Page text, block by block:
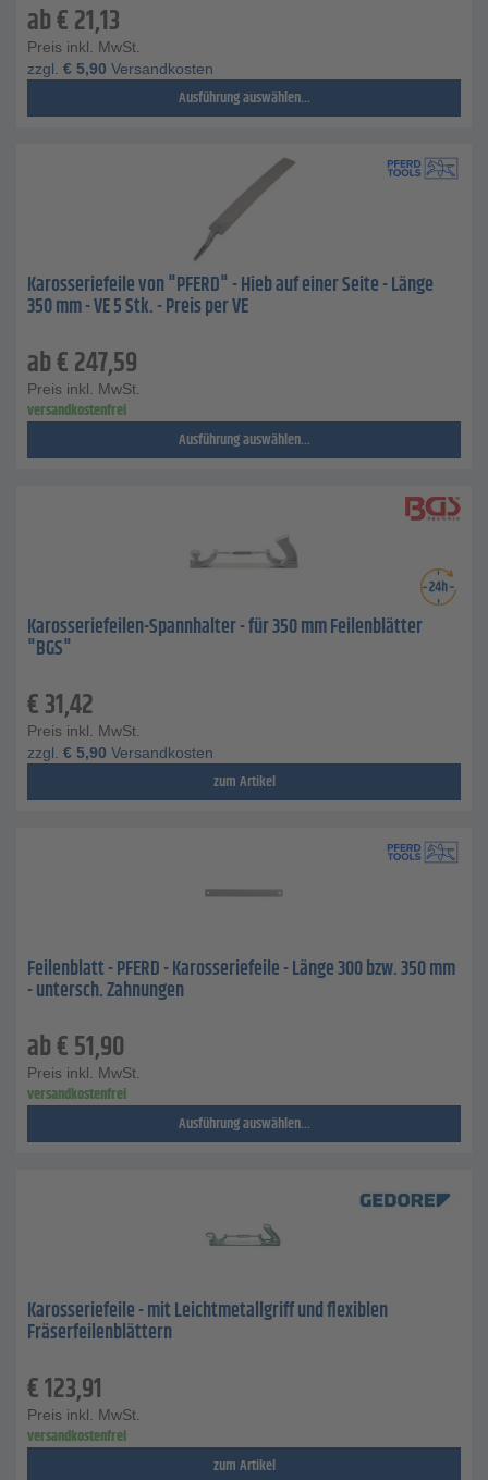
ab€21,13
Preis inkl. MwSt.
zzgl. € 5,90 Versandkosten
Ausführung auswählen...
Karosseriefeile von "PFERD" - Hieb auf einer Seite - Länge
350 mm - VE 5 Stk. - Preis per VE
ab€247,59
Preis inkl. MwSt.
versandkostenfrei
Ausführung auswählen...
Karosseriefeilen-Spannhalter - für 350 mm Feilenblätter
"BGS"
€31,42
Preis inkl. MwSt.
zzgl. € 5,90 Versandkosten
zum Artikel
Feilenblatt - PFERD - Karosseriefeile - Länge 300 bzw. 350 mm
- untersch. Zahnungen
ab€51,90
Preis inkl. MwSt.
versandkostenfrei
Ausführung auswählen...
Karosseriefeile - mit Leichtmetallgriff und flexiblen
Fräserfeilenblättern
€123,91
Preis inkl. MwSt.
versandkostenfrei
zum Artikel